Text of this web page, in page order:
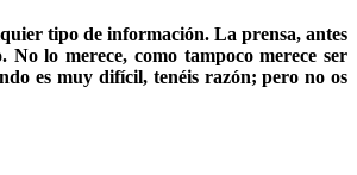
tipo de información. La prensa, antes
lo merece, como tampoco merece ser
es muy difícil, tenéis razón; pero no os